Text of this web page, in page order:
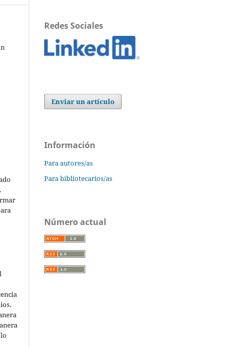
Redes Sociales
Enviar un artículo
Información
Para autores/as
Para bibliotecarios/as
Número actual